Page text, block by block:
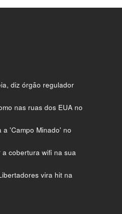
diz órgão regulador
nas ruas dos EUA no
'Campo Minado' no
cobertura wifi na sua
vira hit na